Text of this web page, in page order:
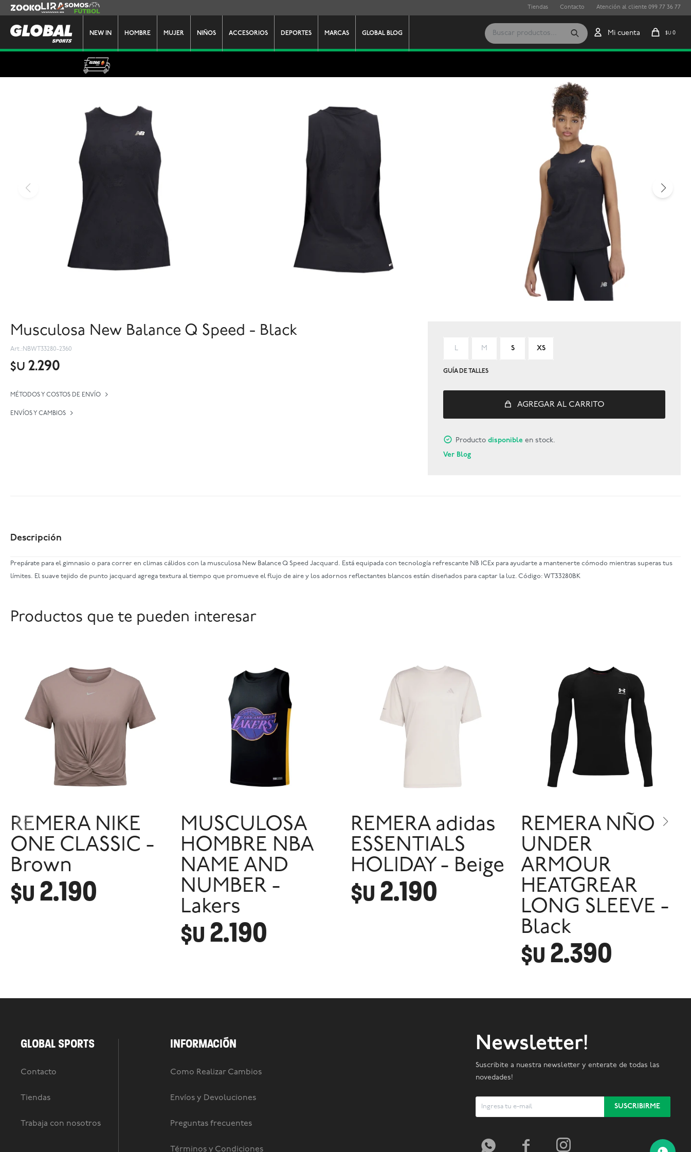
NEW IN HOMBRE MUJER NIÑOS ACCESORIOS DEPORTES MARCAS GLOBAL BLOG $U 0
Zooko Lira Somos Futbol Tiendas Contacto Atención al cliente 099 77 36 77
Musculosa New Balance Q Speed - Black
NBWT33280-2360
$U 2.290
MÉTODOS Y COSTOS DE ENVÍO
ENVÍOS Y CAMBIOS
L M S XS
GUÍA DE TALLES
AGREGAR AL CARRITO
Productodisponible en stock.
Ver Blog
Descripción
Prepárate para el gimnasio o para correr en climas cálidos con la musculosa New Balance Q Speed Jacquard. Está equipada con tecnología refrescante NB ICEx para ayudarte a mantenerte cómodo mientras superas tus
límites. El suave tejido de punto jacquard agrega textura al tiempo que promueve el flujo de aire y los adornos reflectantes blancos están diseñados para captar la luz. Código: WT33280BK
Productos que te pueden interesar
REMERA NIKE
ONE CLASSIC -
Brown
$U 2.190
MUSCULOSA
HOMBRE NBA
NAME AND
NUMBER -
Lakers
$U 2.190
REMERA adidas
ESSENTIALS
HOLIDAY - Beige
$U 2.190
REMERA NÑO
UNDER
ARMOUR
HEATGREAR
LONG SLEEVE -
Black
$U 2.390
GLOBAL SPORTS
Contacto
Tiendas
Trabaja con nosotros
INFORMACIÓN
Como Realizar Cambios
Envíos y Devoluciones
Preguntas frecuentes
Términos y Condiciones
Newsletter!
Suscribite a nuestra newsletter y enterate de todas las
novedades!
SUSCRIBIRME
  